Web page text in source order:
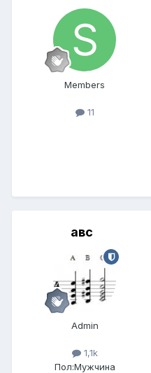
Members
11
авс
Admin
1,1k
Пол:Мужчина